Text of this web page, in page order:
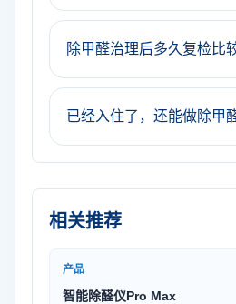
除甲醛治理后多久复检比
已经入住了，还能做除甲
相关推荐
产品
智能除醛仪Pro Max